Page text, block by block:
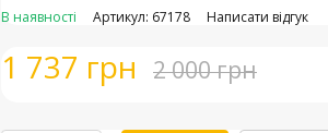
В наявності Артикул: 67178 Написати відгук
1 737 грн 2 000 грн